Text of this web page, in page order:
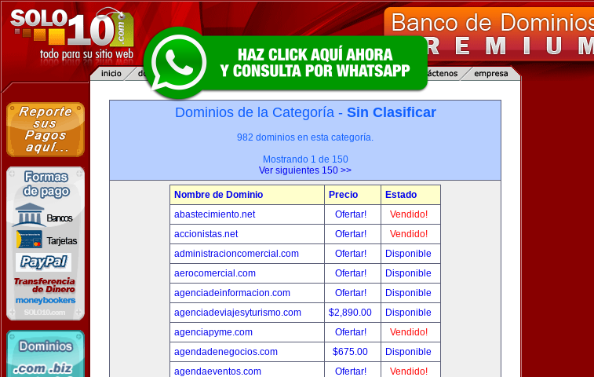
Dominios de la Categoría - Sin Clasificar
982 dominios en esta categoría.
Mostrando 1 de 150
Ver siguientes 150 >>
Nombre de Dominio Precio
Estado
abastecimiento.net
Ofertar!
Vendido!
accionistas.net
Ofertar!
Vendido!
administracioncomercial.com
Ofertar!
Disponible
aerocomercial.com
Ofertar!
Disponible
agenciadeinformacion.com
Ofertar!
Disponible
agenciadeviajesyturismo.com
$2,890.00
Disponible
agenciapyme.com
Ofertar!
Vendido!
agendadenegocios.com
$675.00
Disponible
agendaeventos.com
Ofertar!
Vendido!